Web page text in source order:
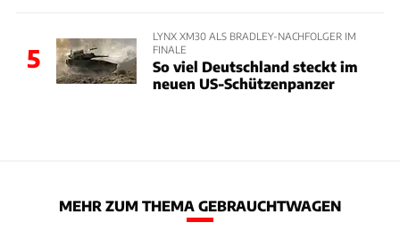
5
LYNX XM30 ALS BRADLEY-NACHFOLGER IM
FINALE
So viel Deutschland steckt im
neuen US-Schützenpanzer
MEHR ZUM THEMA GEBRAUCHTWAGEN